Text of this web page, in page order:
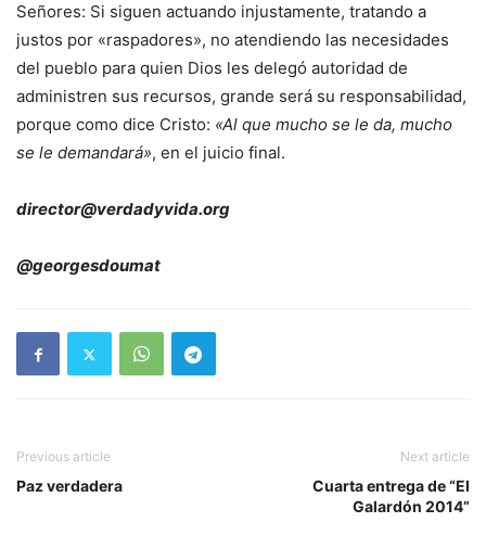
Señores: Si siguen actuando injustamente, tratando a
justos por «raspadores», no atendiendo las necesidades
del pueblo para quien Dios les delegó autoridad de
administren sus recursos, grande será su responsabilidad,
porque como dice Cristo: «Al que mucho se le da, mucho
se le demandará», en el juicio final.
director@verdadyvida.org
@georgesdoumat
Previous article
Paz verdadera
Next article
Cuarta entrega de “El
Galardón 2014”